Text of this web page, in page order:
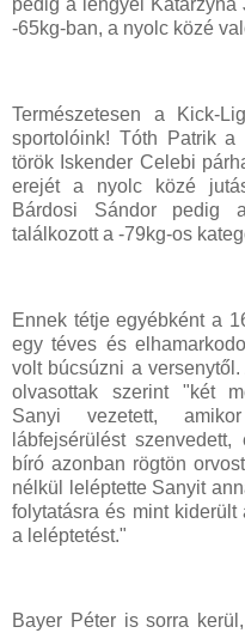
pedig a lengyel Katarzyna
-65kg-ban, a nyolc közé
Természetesen a Kick-
sportolóink! Tóth Patrik
török Iskender Celebi
erejét a nyolc közé
Bárdosi Sándor pedig
találkozott a -79kg-os
Ennek tétje egyébként a
egy téves és
volt búcsúzni a
olvasottak szerint "két
Sanyi vezetett,
lábfejsérülést
bíró azonban rögtön
nélkül leléptette Sanyit
folytatásra és mint
a leléptetést."
Bayer Péter is sorra